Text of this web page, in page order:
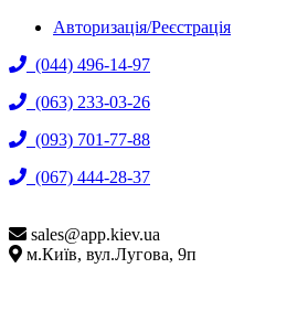
Авторизація/Реєстрація
(044) 496-14-97
(063) 233-03-26
(093) 701-77-88
(067) 444-28-37
sales@app.kiev.ua
м.Київ, вул.Лугова, 9п